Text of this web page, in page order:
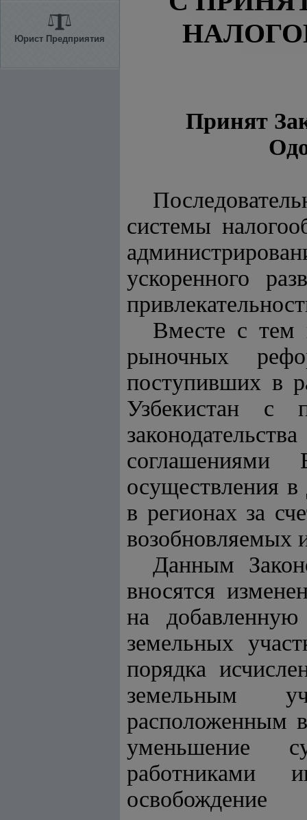
Юрист Предприятия
Принят
системы
ускоренного
Вместе с тем
рыночных
поступивших в
Узбекистан с
соглашениями
осуществления
в регионах за
возобновляемых
Данным
вносятся
на
земельных
порядка
земельным
расположенным
уменьшение
работниками